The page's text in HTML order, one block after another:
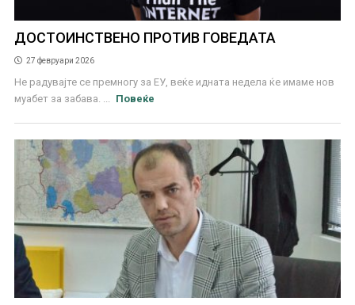
ДОСТОИНСТВЕНО ПРОТИВ ГОВЕДАТА
27 февруари 2026
Не радувајте се премногу за ЕУ, веќе идната недела ќе имаме нов
муабет за забава. ...
Повеќе